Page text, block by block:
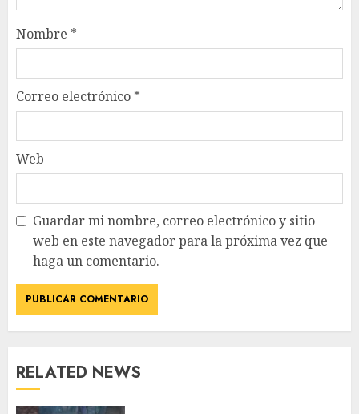
Nombre *
Correo electrónico *
Web
Guardar mi nombre, correo electrónico y sitio
web en este navegador para la próxima vez que
haga un comentario.
RELATED NEWS